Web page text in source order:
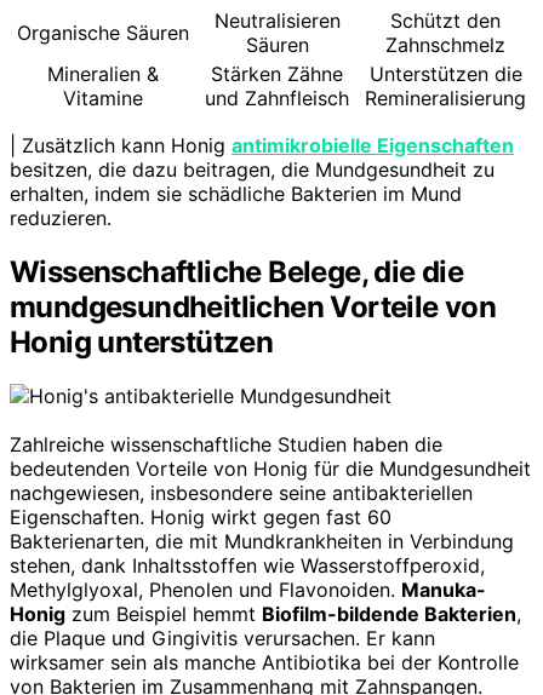
Organische Säuren
Neutralisieren
Säuren
Schützt den
Zahnschmelz
Mineralien &
Vitamine
Stärken Zähne
und Zahnfleisch
Unterstützen die
Remineralisierung
| Zusätzlich kann Honig antimikrobielle Eigenschaften
besitzen, die dazu beitragen, die Mundgesundheit zu
erhalten, indem sie schädliche Bakterien im Mund
reduzieren.
Wissenschaftliche Belege, die die
mundgesundheitlichen Vorteile von
Honig unterstützen
Zahlreiche wissenschaftliche Studien haben die
bedeutenden Vorteile von Honig für die Mundgesundheit
nachgewiesen, insbesondere seine antibakteriellen
Eigenschaften. Honig wirkt gegen fast 60
Bakterienarten, die mit Mundkrankheiten in Verbindung
stehen, dank Inhaltsstoffen wie Wasserstoffperoxid,
Methylglyoxal, Phenolen und Flavonoiden. Manuka-
Honig zum Beispiel hemmt Biofilm-bildende Bakterien,
die Plaque und Gingivitis verursachen. Er kann
wirksamer sein als manche Antibiotika bei der Kontrolle
von Bakterien im Zusammenhang mit Zahnspangen.